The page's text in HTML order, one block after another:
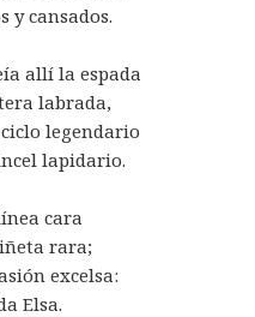
y cansados.
allí la espada
labrada,
legendario
lapidario.
cara
rara;
excelsa:
Elsa.